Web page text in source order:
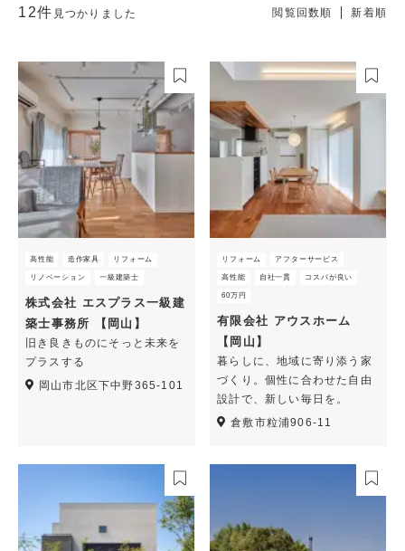
12件 見つかりました 閲覧回数順 新着順
高性能 造作家具 リフォーム
リノベーション 一級建築士
株式会社 エスプラス一級建
築士事務所 【岡山】
旧き良きものにそっと未来を
プラスする
岡山市北区下中野365-101
リフォーム アフターサービス
高性能 自社一貫 コスパが良い
60万円
有限会社 アウスホーム
【岡山】
暮らしに、地域に寄り添う家
づくり。個性に合わせた自由
設計で、新しい毎日を。
倉敷市粒浦906-11